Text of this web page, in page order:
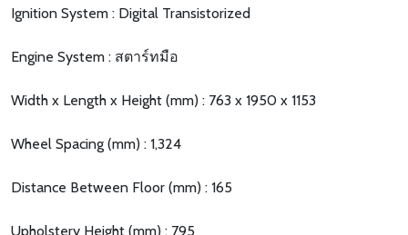
Ignition System : Digital Transistorized
Engine System : สตาร์ทมือ
Width x Length x Height (mm) : 763 x 1950 x 1153
Wheel Spacing (mm) : 1,324
Distance Between Floor (mm) : 165
Upholstery Height (mm) : 795